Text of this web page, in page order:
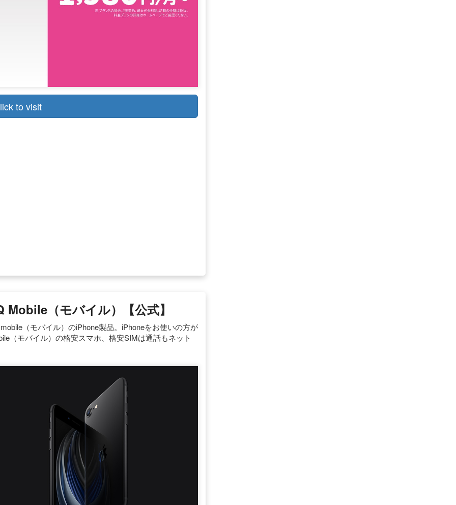
to visit
（モバイル）【公式】
（モバイル）のiPhone製品。iPhoneをお使いの方が
（モバイル）の格安スマホ、格安SIMは通話もネット